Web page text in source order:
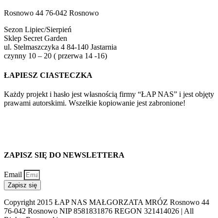
Rosnowo 44 76-042 Rosnowo
Sezon Lipiec/Sierpień
Sklep Secret Garden
ul. Stelmaszczyka 4 84-140 Jastarnia
czynny 10 – 20 ( przerwa 14 -16)
ŁAPIESZ CIASTECZKA
Każdy projekt i hasło jest własnością firmy “ŁAP NAS” i jest objęty
prawami autorskimi. Wszelkie kopiowanie jest zabronione!
ZAPISZ SIĘ DO NEWSLETTERA
Email
Zapisz się
Copyright 2015 ŁAP NAS MAŁGORZATA MRÓZ Rosnowo 44
76-042 Rosnowo NIP 8581831876 REGON 321414026 | All